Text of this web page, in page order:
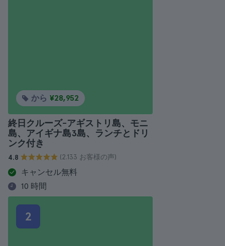
から ¥28,952
終日クルーズ-アギストリ島、モニ
島、アイギナ島3島、ランチとドリ
ンク付き
4.8 (2.133 お客様の声)
キャンセル無料
10 時間
2